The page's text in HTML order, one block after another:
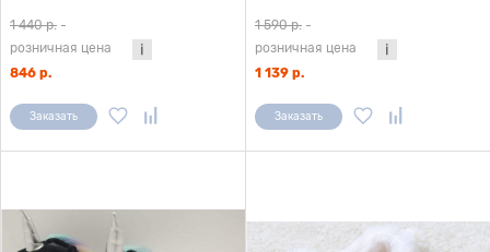
1 440 р. -
розничная цена
846 р.
Заказать
1 590 р. -
розничная цена
1 139 р.
Заказать